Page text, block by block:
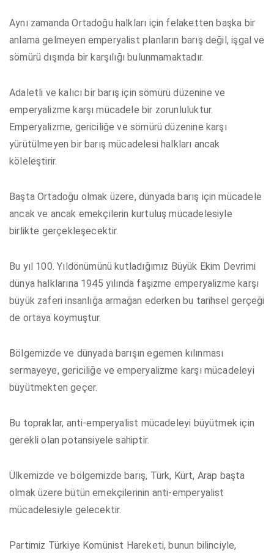
Aynı zamanda Ortadoğu halkları için felaketten başka bir
anlama gelmeyen emperyalist planların barış değil, işgal ve
sömürü dışında bir karşılığı bulunmamaktadır.
Adaletli ve kalıcı bir barış için sömürü düzenine ve
emperyalizme karşı mücadele bir zorunluluktur.
Emperyalizme, gericiliğe ve sömürü düzenine karşı
yürütülmeyen bir barış mücadelesi halkları ancak
köleleştirir.
Başta Ortadoğu olmak üzere, dünyada barış için mücadele
ancak ve ancak emekçilerin kurtuluş mücadelesiyle
birlikte gerçekleşecektir.
Bu yıl 100. Yıldönümünü kutladığımız Büyük Ekim Devrimi
dünya halklarına 1945 yılında faşizme emperyalizme karşı
büyük zaferi insanlığa armağan ederken bu tarihsel gerçeği
de ortaya koymuştur.
Bölgemizde ve dünyada barışın egemen kılınması
sermayeye, gericiliğe ve emperyalizme karşı mücadeleyi
büyütmekten geçer.
Bu topraklar, anti-emperyalist mücadeleyi büyütmek için
gerekli olan potansiyele sahiptir.
Ülkemizde ve bölgemizde barış, Türk, Kürt, Arap başta
olmak üzere bütün emekçilerinin anti-emperyalist
mücadelesiyle gelecektir.
Partimiz Türkiye Komünist Hareketi, bunun bilinciyle,